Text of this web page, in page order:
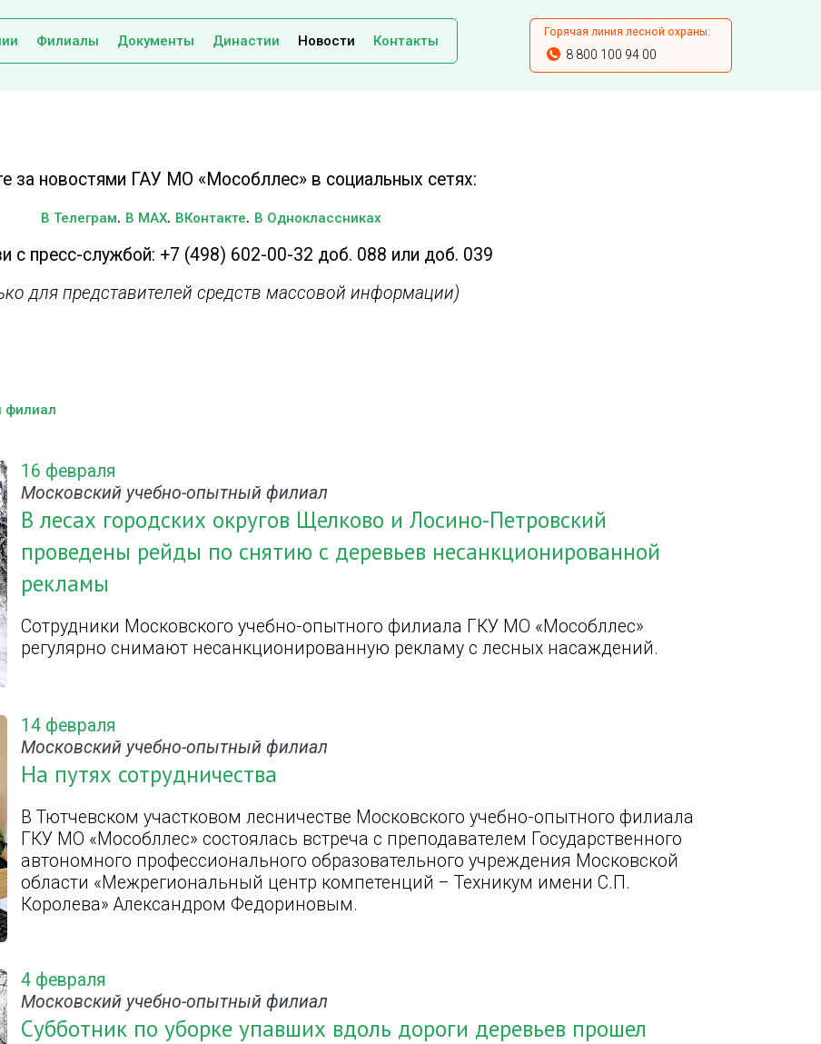
Филиалы Документы Династии Новости Контакты
Горячая линия лесной охраны:
8 800 100 94 00
за новостями ГАУ МО «Мособллес» в социальных сетях:
В Телеграм. В MAX. ВКонтакте. В Одноклассниках
с пресс-службой: +7 (498) 602-00-32 доб. 088 или доб. 039
для представителей средств массовой информации)
филиал
16 февраля
Московский учебно-опытный филиал
В лесах городских округов Щелково и Лосино-Петровский
проведены рейды по снятию с деревьев несанкционированной
рекламы
Сотрудники Московского учебно-опытного филиала ГКУ МО «Мособллес»
регулярно снимают несанкционированную рекламу с лесных насаждений.
14 февраля
Московский учебно-опытный филиал
На путях сотрудничества
В Тютчевском участковом лесничестве Московского учебно-опытного филиала
ГКУ МО «Мособллес» состоялась встреча с преподавателем Государственного
автономного профессионального образовательного учреждения Московской
области «Межрегиональный центр компетенций – Техникум имени С.П.
Королева» Александром Федориновым.
4 февраля
Московский учебно-опытный филиал
Субботник по уборке упавших вдоль дороги деревьев прошел